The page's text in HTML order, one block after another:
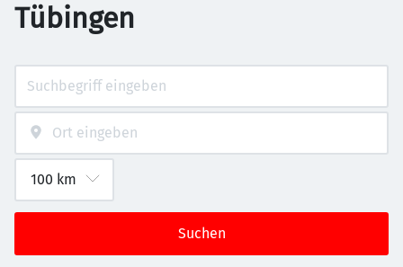
Tübingen
Suchen